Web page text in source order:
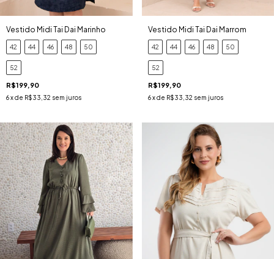
Vestido Midi Tai Dai Marinho
42 44 46 48 50
52
R$199,90
6x de R$33,32 sem juros
Vestido Midi Tai Dai Marrom
42 44 46 48 50
52
R$199,90
6 x de R$33,32 sem juros